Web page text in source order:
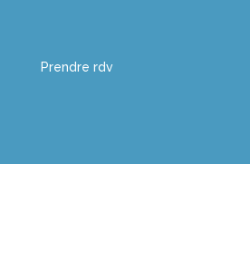
Prendre rdv